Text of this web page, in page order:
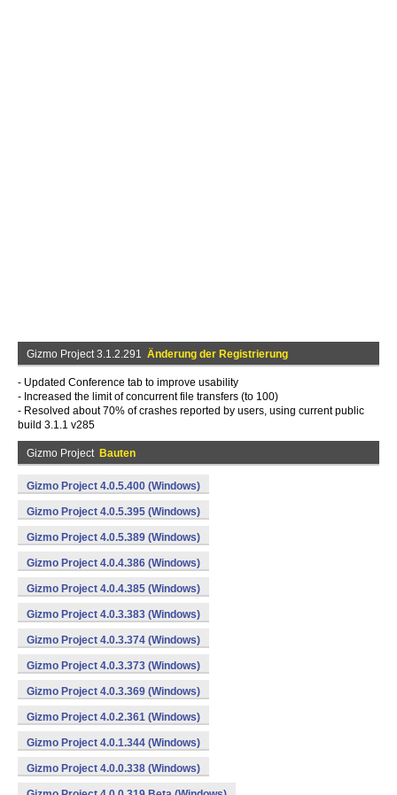
Gizmo Project 3.1.2.291 Änderung der Registrierung
- Updated Conference tab to improve usability
- Increased the limit of concurrent file transfers (to 100)
- Resolved about 70% of crashes reported by users, using current public
build 3.1.1 v285
Gizmo Project Bauten
Gizmo Project 4.0.5.400 (Windows)
Gizmo Project 4.0.5.395 (Windows)
Gizmo Project 4.0.5.389 (Windows)
Gizmo Project 4.0.4.386 (Windows)
Gizmo Project 4.0.4.385 (Windows)
Gizmo Project 4.0.3.383 (Windows)
Gizmo Project 4.0.3.374 (Windows)
Gizmo Project 4.0.3.373 (Windows)
Gizmo Project 4.0.3.369 (Windows)
Gizmo Project 4.0.2.361 (Windows)
Gizmo Project 4.0.1.344 (Windows)
Gizmo Project 4.0.0.338 (Windows)